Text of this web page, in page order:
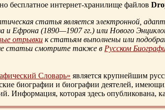
бесплатное интернет-хранилище файлов
статья является электронной,
и Ефрона (1890—1907 гг.) или Нового
отрывки к статьям выполнены или
статьи смотрите также в Русском
Словарь» является крупнейшим
биографии и биографии деятелей,
Информация, которая здесь опубликована,